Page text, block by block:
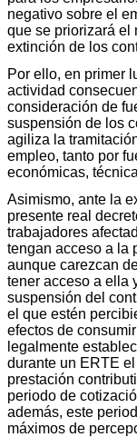
negativo sobre el
que se priorizará el
extinción de los
Por ello, en primer
actividad
consideración de
suspensión de los
agiliza la
empleo, tanto por
económicas,
Asimismo, ante la
presente real
trabajadores
tengan acceso a la
aunque carezcan
tener acceso a ella
suspensión del
el que estén
efectos de
legalmente
durante un ERTE
prestación
periodo de
además, este
máximos de